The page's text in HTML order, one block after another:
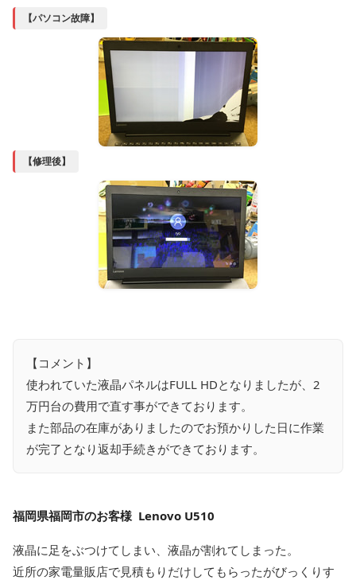
【パソコン故障】
【修理後】
【コメント】
使われていた液晶パネルはFULL HDとなりましたが、2
万円台の費用で直す事ができております。
また部品の在庫がありましたのでお預かりした日に作業
が完了となり返却手続きができております。
福岡県福岡市のお客様 Lenovo U510
液晶に足をぶつけてしまい、液晶が割れてしまった。
近所の家電量販店で見積もりだけしてもらったがびっくりす